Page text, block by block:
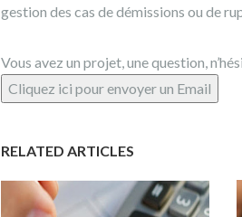
gestion des cas de démissions ou de
Vous avez un projet, une question,
Cliquez ici pour envoyer un Email
RELATED ARTICLES